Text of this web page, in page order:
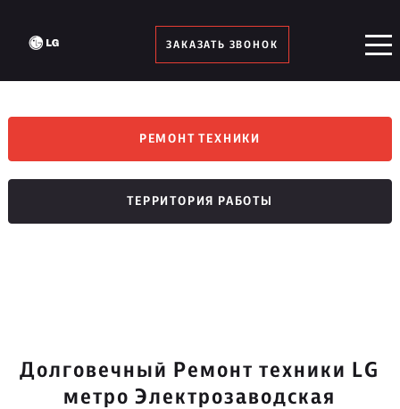
ЗАКАЗАТЬ ЗВОНОК
РЕМОНТ ТЕХНИКИ
ТЕРРИТОРИЯ РАБОТЫ
Долговечный Ремонт техники LG
метро Электрозаводская